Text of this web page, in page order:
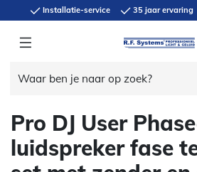
Installatie-service 35 jaar ervaring
Pro DJ User
luidspreker fase